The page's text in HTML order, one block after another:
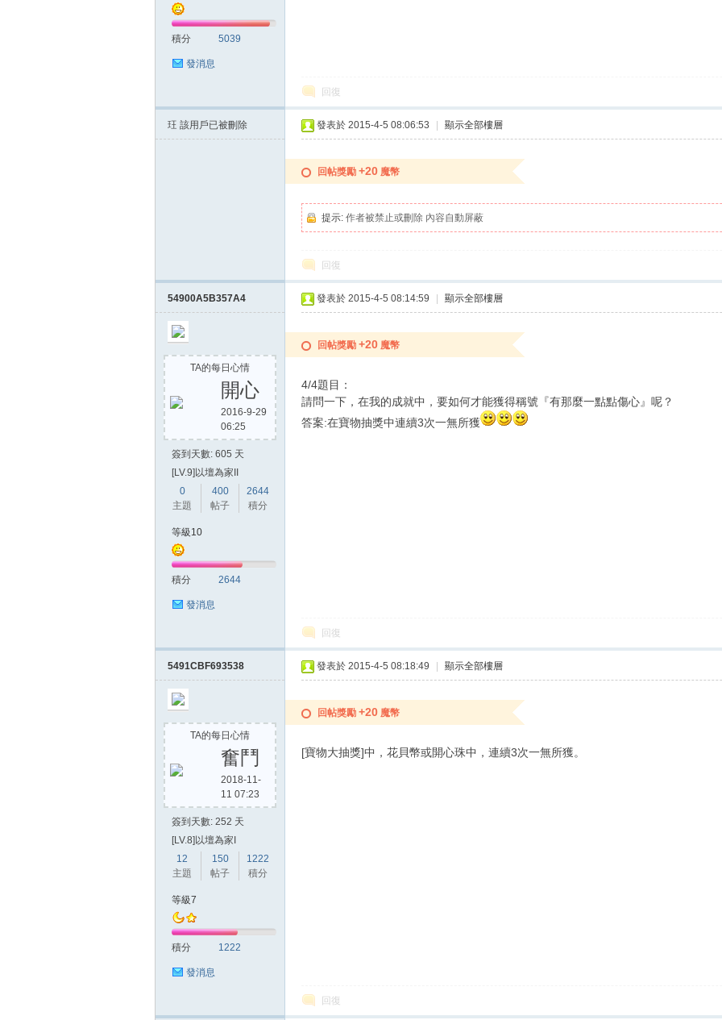
積分 5039
發消息
回復
玨 該用戶已被刪除 發表於 2015-4-5 08:06:53 顯示全部樓層
回帖獎勵 +20 魔幣
提示: 作者被禁止或刪除 內容自動屏蔽
回復
54900A5B357A4
TA的每日心情
開心
2016-9-29
06:25
簽到天數: 605 天
[LV.9]以壇為家II
0
主題
400
帖子
2644
積分
等級10
積分 2644
發消息
發表於 2015-4-5 08:14:59 顯示全部樓層
回帖獎勵 +20 魔幣
4/4題目：
請問一下，在我的成就中，要如何才能獲得稱號『有那麼一點點傷心』呢？
答案:在寶物抽獎中連續3次一無所獲
回復
5491CBF693538
TA的每日心情
奮鬥
2018-11-
11 07:23
簽到天數: 252 天
[LV.8]以壇為家I
12
主題
150
帖子
1222
積分
等級7
積分 1222
發消息
發表於 2015-4-5 08:18:49 顯示全部樓層
回帖獎勵 +20 魔幣
[寶物大抽獎]中，花貝幣或開心珠中，連續3次一無所獲。
回復